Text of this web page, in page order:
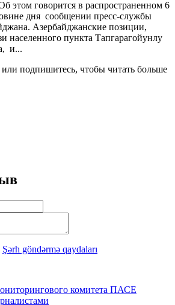
этом говорится в распространенном 6
дня сообщении пресс-службы
Азербайджанские позиции,
населенного пункта Тапгарагойунлу
и...
подпишитесь, чтобы читать больше
Şərh göndərmə qaydaları